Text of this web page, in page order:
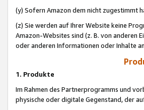
(y) Sofern Amazon dem nicht zugestimmt
(z) Sie werden auf Ihrer Website keine
Amazon-Websites sind (z. B. von anderen
oder anderen Informationen oder Inhalte
1. Produkte
Im Rahmen des Partnerprogramms und
physische oder digitale Gegenstand, der